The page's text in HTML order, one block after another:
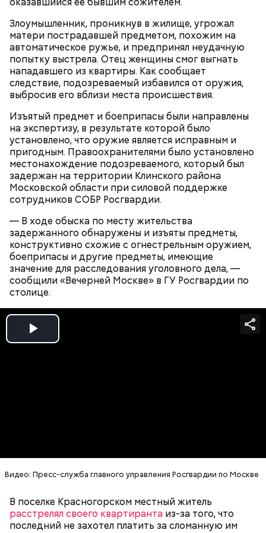
Злоумышленник, проникнув в жилище, угрожал
матери пострадавшей предметом, похожим на
автоматическое ружье, и предпринял неудачную
попытку выстрела. Отец женщины смог выгнать
нападавшего из квартиры. Как сообщает
следствие, подозреваемый избавился от оружия,
выбросив его вблизи места происшествия.
Изъятый предмет и боеприпасы были направлены
на экспертизу, в результате которой было
установлено, что оружие является исправным и
пригодным. Правоохранителями было установлено
местонахождение подозреваемого, который был
задержан на территории Клинского района
Московской области при силовой поддержке
сотрудников СОБР Росгвардии.
— В ходе обыска по месту жительства
задержанного обнаружены и изъяты предметы,
конструктивно схожие с огнестрельным оружием,
боеприпасы и другие предметы, имеющие
значение для расследования уголовного дела, —
сообщили «Вечерней Москве» в ГУ Росгвардии по
столице.
Play
Видео: Пресс-служба главного управления Росгвардии по Москве
В поселке Красногорском местный житель
расстрелял своего квартиранта из-за того, что
последний не захотел платить за сломанную им
Первой жертвой Миссюры была его девушка.
Именно на ней молодой человек впервые испытал
химикаты, купленные в интернет-магазине. 13
января 2024 года он подсыпал дихлорэтан в
коктейль возлюбленной, отчего у нее случился
инсульт. Девушка неделюпровела в коме, а после
выписки из больницы узнала, что Миссюра
оформил на нее несколько кредитов.
подозреваемый угостил приятеля морсом с
этиленгликолем. Через два дня Константин умер в
больнице.
Вскоре в качестве главного подозреваемого в
убийстве спортсмена арестовали его 18-летнего
знакомого Надырхана Кадирханова. На допросе он
признал вину и показал следователям, как именно
совершил преступление и где спрятал оружие, из
которого застрелил Мутаева.
назначил Кадирханову встречу, пришел на нее
вместе с друзьями и жестоко избил оппонента.
Пострадавший тогда не стал обращаться в
полицию, но подтвердил эту информацию на
допросе.